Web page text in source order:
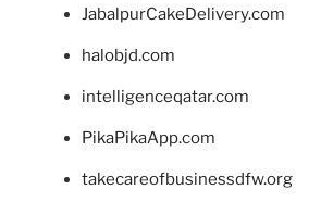
JabalpurCakeDelivery.com
halobjd.com
intelligenceqatar.com
PikaPikaApp.com
takecareofbusinessdfw.org